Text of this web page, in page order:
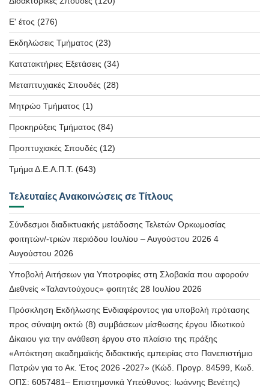
Ε' έτος (276)
Εκδηλώσεις Τμήματος (23)
Κατατακτήριες Εξετάσεις (34)
Μεταπτυχιακές Σπουδές (28)
Μητρώο Τμήματος (1)
Προκηρύξεις Τμήματος (84)
Προπτυχιακές Σπουδές (12)
Τμήμα Δ.Ε.Α.Π.Τ. (643)
Τελευταίες Ανακοινώσεις σε Τίτλους
Σύνδεσμοι διαδικτυακής μετάδοσης Τελετών Ορκωμοσίας
φοιτητών/-τριών περιόδου Ιουλίου – Αυγούστου 2026 4
Αυγούστου 2026
Υποβολή Αιτήσεων για Υποτροφίες στη Σλοβακία που αφορούν
Διεθνείς «Ταλαντούχους» φοιτητές 28 Ιουλίου 2026
Πρόσκληση Εκδήλωσης Ενδιαφέροντος για υποβολή πρότασης
προς σύναψη οκτώ (8) συμβάσεων μίσθωσης έργου Ιδιωτικού
Δίκαιου για την ανάθεση έργου στο πλαίσιο της πράξης
«Απόκτηση ακαδημαϊκής διδακτικής εμπειρίας στο Πανεπιστήμιο
Πατρών για το Ακ. Έτος 2026 -2027» (Κώδ. Προγρ. 84599, Κωδ.
ΟΠΣ: 6057481– Επιστημονικά Υπεύθυνος: Ιωάννης Βενέτης)